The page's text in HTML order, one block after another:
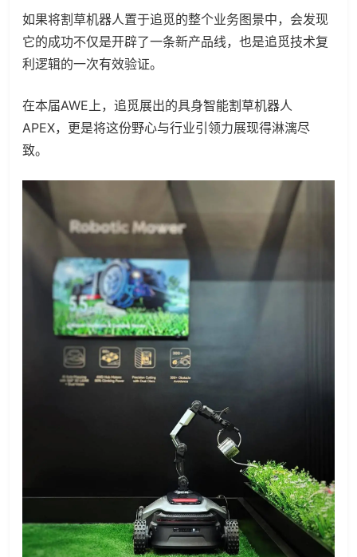
如果将割草机器人置于追觅的整个业务图景中，会发现
它的成功不仅是开辟了一条新产品线，也是追觅技术复
利逻辑的一次有效验证。
在本届AWE上，追觅展出的具身智能割草机器人
APEX，更是将这份野心与行业引领力展现得淋漓尽
致。